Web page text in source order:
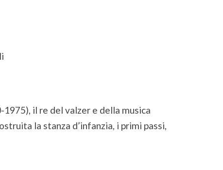
il re del valzer e della musica
la stanza d’infanzia, i primi passi,